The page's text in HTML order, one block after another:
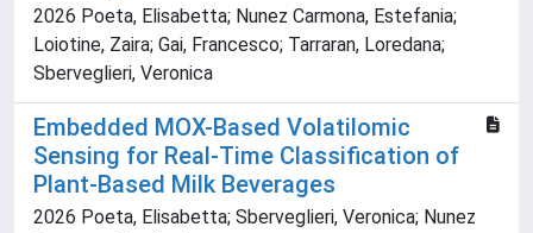
2026 Poeta, Elisabetta; Nunez Carmona, Estefania;
Loiotine, Zaira; Gai, Francesco; Tarraran, Loredana;
Sberveglieri, Veronica
Embedded MOX-Based Volatilomic
Sensing for Real-Time Classification of
Plant-Based Milk Beverages
2026 Poeta, Elisabetta; Sberveglieri, Veronica; Nunez